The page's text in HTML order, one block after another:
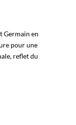
Germain en
pour une
reflet du